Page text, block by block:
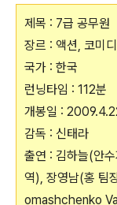
제목 : 7급 공무원
장르 : 액션, 코미디
국가 : 한국
런닝타임 : 112분
개봉일 :
감독 : 신태라
출연 : 김하늘(안
역), 장영남(홍 팀
omashchenko